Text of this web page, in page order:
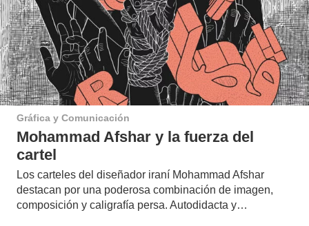
Gráfica y Comunicación
Mohammad Afshar y la fuerza del
cartel
Los carteles del diseñador iraní Mohammad Afshar
destacan por una poderosa combinación de imagen,
composición y caligrafía persa. Autodidacta y…